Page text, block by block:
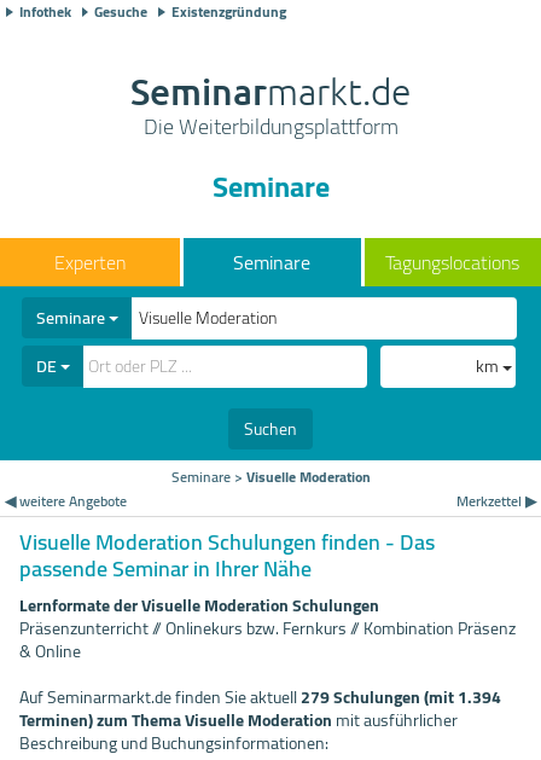
Infothek Gesuche Existenzgründung
Seminarmarkt.de
Die Weiterbildungsplattform
Seminare
Seminare Tagungslocations
Seminare
DE
km
Suchen
Seminare>Visuelle Moderation
◀ weitere Angebote
Merkzettel ▶
Visuelle Moderation Schulungen finden - Das
passende Seminar in Ihrer Nähe
Lernformate der Visuelle Moderation Schulungen
Präsenzunterricht // Onlinekurs bzw. Fernkurs // Kombination Präsenz
& Online
Auf Seminarmarkt.de finden Sie aktuell279 Schulungen (mit 1.394
Terminen) zum Thema Visuelle Moderationmit ausführlicher
Beschreibung und Buchungsinformationen: